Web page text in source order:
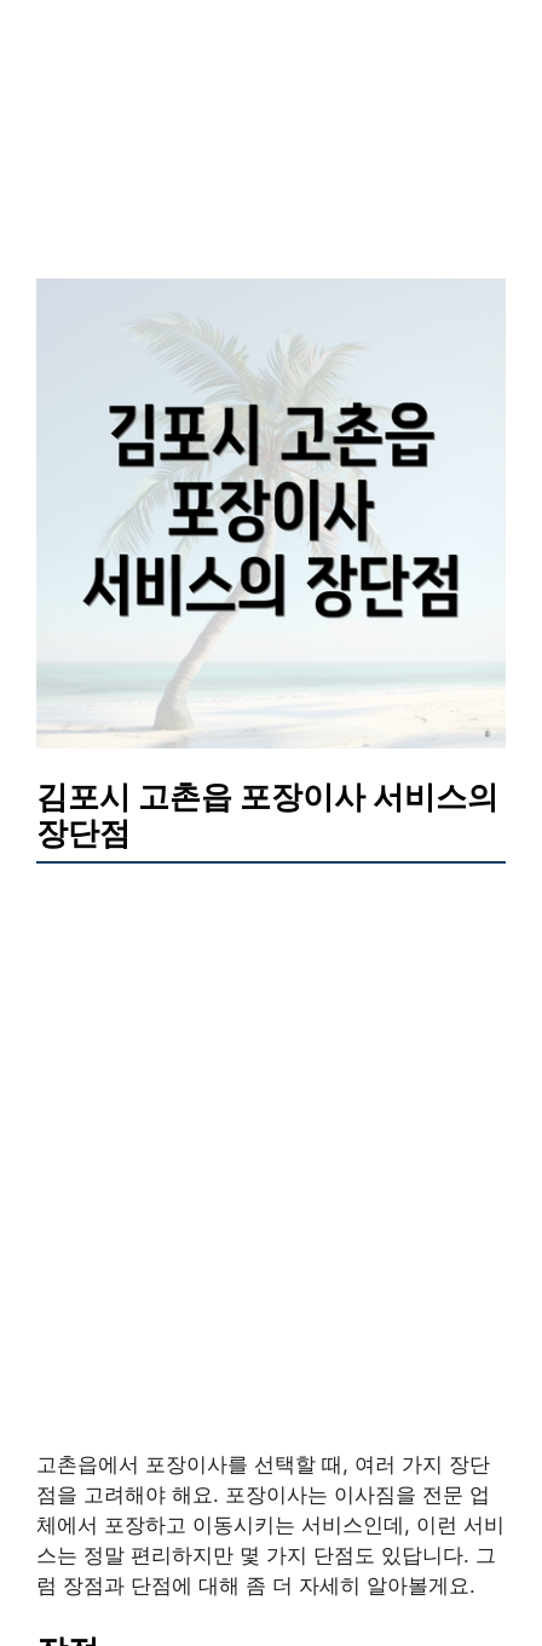
김포시 고촌읍 포장이사 서비스의
장단점
고촌읍에서 포장이사를 선택할 때, 여러 가지 장단
점을 고려해야 해요. 포장이사는 이사짐을 전문 업
체에서 포장하고 이동시키는 서비스인데, 이런 서비
스는 정말 편리하지만 몇 가지 단점도 있답니다. 그
럼 장점과 단점에 대해 좀 더 자세히 알아볼게요.